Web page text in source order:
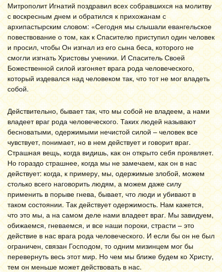
Митрополит Игнатий поздравил всех собравшихся на молитву
с воскресным днем и обратился к прихожанам с
архипастырским словом: «Сегодня мы слышали евангельское
повествование о том, как к Спасителю приступил один человек
и просил, чтобы Он изгнал из его сына беса, которого не
смогли изгнать Христовы ученики. И Спаситель Своей
Божественной силой изгоняет врага рода человеческого,
который издевался над человеком так, что тот не мог владеть
собой.
Действительно, бывает так, что мы собой не владеем, а нами
владеет враг рода человеческого. Таких людей называют
бесноватыми, одержимыми нечистой силой – человек все
чувствует, понимает, но в нем действует и говорит враг.
Страшная вещь, когда видишь, как он открыто себя проявляет.
Но гораздо страшнее, когда мы не замечаем, как он в нас
действует: когда, к примеру, мы, одержимые злобой, можем
столько всего наговорить людям, а можем даже силу
применить в порыве гнева, бывает, что люди и убивают в
таком состоянии. Так действует одержимость. Нам кажется,
что это мы, а на самом деле нами владеет враг. Мы завидуем,
обижаемся, гневаемся, и все наши пороки, страсти – это
действие в нас врага рода человеческого. И если бы он не был
ограничен, связан Господом, то одним мизинцем мог бы
перевернуть весь этот мир. Но чем мы ближе будем ко Христу,
тем он меньше может действовать в нас.